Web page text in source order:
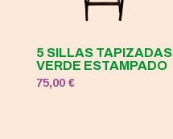
5 SILLAS TAPIZADAS
VERDE ESTAMPADO
75,00 €